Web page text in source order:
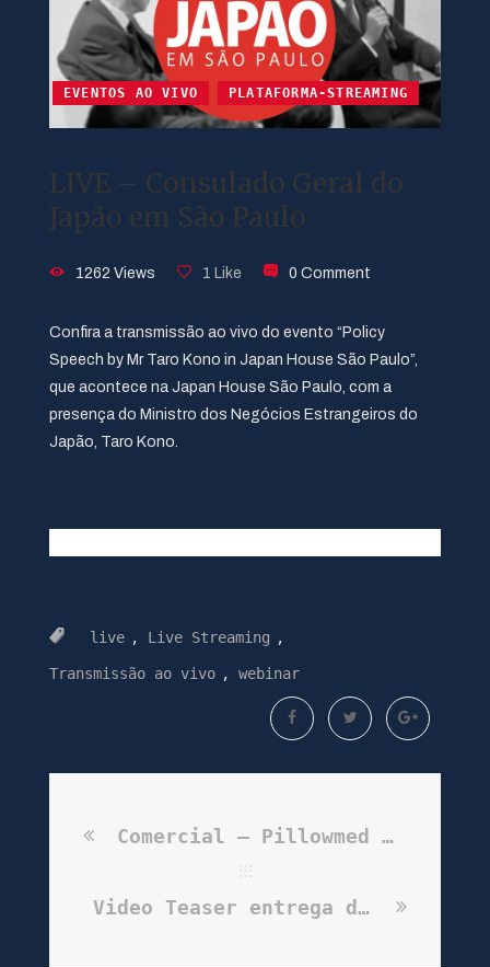
EVENTOS AO VIVO PLATAFORMA-STREAMING
LIVE – Consulado Geral do
Japão em São Paulo
1262 Views 1 Like 0 Comment
Confira a transmissão ao vivo do evento “Policy
Speech by Mr Taro Kono in Japan House São Paulo”,
que acontece na Japan House São Paulo, com a
presença do Ministro dos Negócios Estrangeiros do
Japão, Taro Kono.
live , Live Streaming ,
Transmissão ao vivo , webinar
Comercial – Pillowmed – Linha Red – 2018
Video Teaser entrega de chaves construtora TENDA